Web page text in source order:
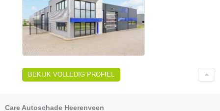
BEKIJK VOLLEDIG PROFIEL
Care Autoschade Heerenveen